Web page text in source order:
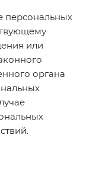
персональных
или
органа